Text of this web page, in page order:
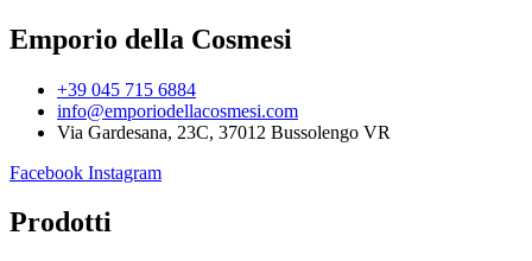
Emporio della Cosmesi
+39 045 715 6884
info@emporiodellacosmesi.com
Via Gardesana, 23C, 37012 Bussolengo VR
Facebook Instagram
Prodotti